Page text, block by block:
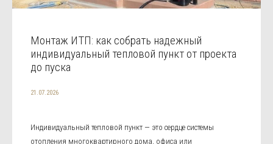
Монтаж ИТП: как собрать надежный
индивидуальный тепловой пункт от проекта
до пуска
21.07.2026
Индивидуальный тепловой пункт — это сердце системы
отопления многоквартирного дома, офиса или